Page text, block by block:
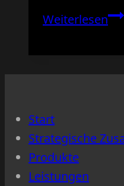
Weiterlesen
–
Start
Strategische
Produkte
Leistungen